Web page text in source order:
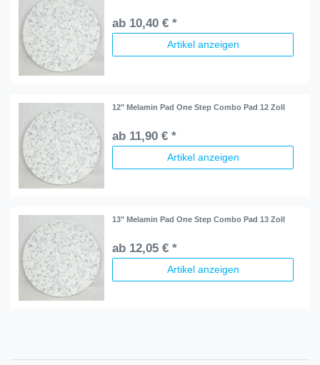
ab 10,40 € *
Artikel anzeigen
12" Melamin Pad One Step Combo Pad 12 Zoll
ab 11,90 € *
Artikel anzeigen
13" Melamin Pad One Step Combo Pad 13 Zoll
ab 12,05 € *
Artikel anzeigen